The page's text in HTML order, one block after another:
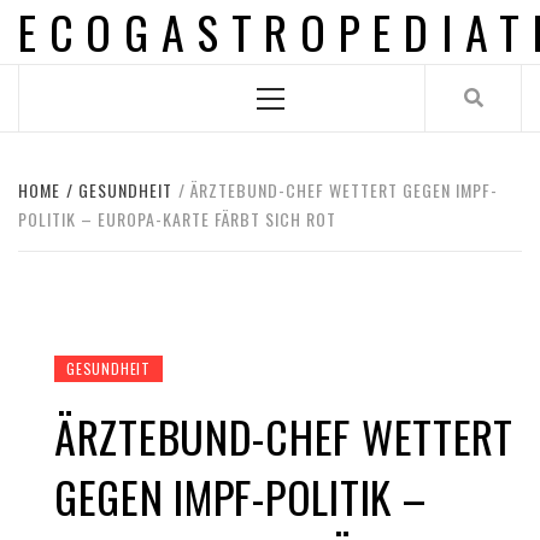
Skip
Menu
HOME GESUNDHEIT
ÄRZTEBUND-CHEF WETTERT GEGEN IMPF-
POLITIK – EUROPA-KARTE FÄRBT SICH ROT
GESUNDHEIT
ÄRZTEBUND-CHEF WETTERT
GEGEN IMPF-POLITIK –